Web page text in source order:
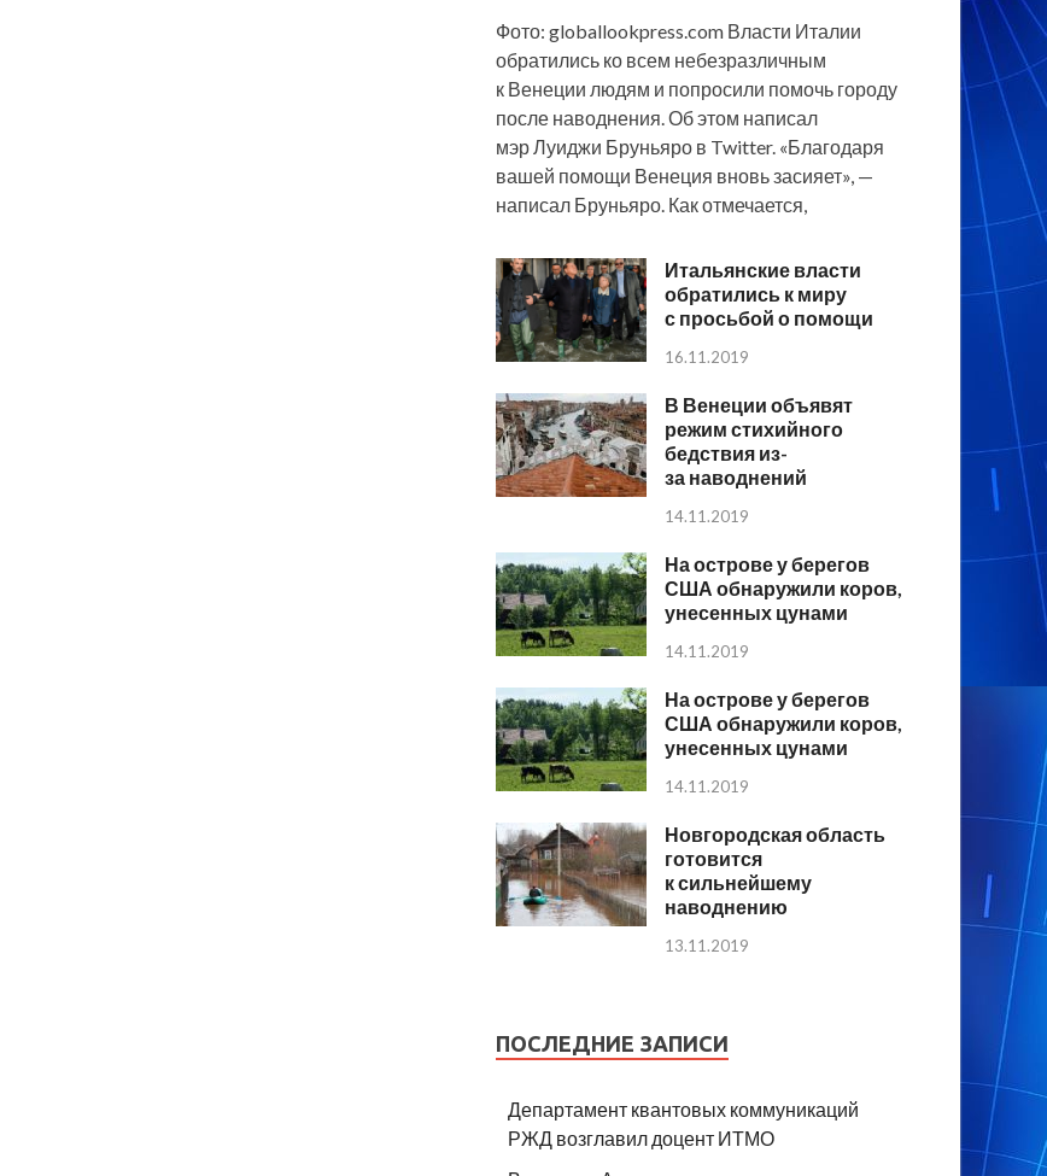
Фото: globallookpress.com Власти Италии
обратились ко всем небезразличным
к Венеции людям и попросили помочь городу
после наводнения. Об этом написал
мэр Луиджи Бруньяро в Twitter. «Благодаря
вашей помощи Венеция вновь засияет», —
написал Бруньяро. Как отмечается,
Итальянские власти
обратились к миру
с просьбой о помощи
16.11.2019
В Венеции объявят
режим стихийного
бедствия из-
за наводнений
14.11.2019
На острове у берегов
США обнаружили коров,
унесенных цунами
14.11.2019
На острове у берегов
США обнаружили коров,
унесенных цунами
14.11.2019
Новгородская область
готовится
к сильнейшему
наводнению
13.11.2019
ПОСЛЕДНИЕ ЗАПИСИ
Департамент квантовых коммуникаций
РЖД возглавил доцент ИТМО